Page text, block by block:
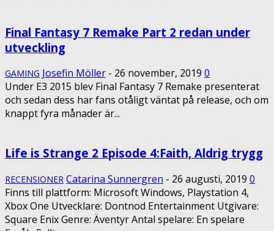
Final Fantasy 7 Remake Part 2 redan under
utveckling
GAMING Josefin Möller - 26 november, 2019 0
Under E3 2015 blev Final Fantasy 7 Remake presenterat
och sedan dess har fans otåligt väntat på release, och om
knappt fyra månader är...
Life is Strange 2 Episode 4:Faith, Aldrig trygg
RECENSIONER Catarina Sunnergren - 26 augusti, 2019 0
Finns till plattform: Microsoft Windows, Playstation 4,
Xbox One Utvecklare: Dontnod Entertainment Utgivare:
Square Enix Genre: Äventyr Antal spelare: En spelare